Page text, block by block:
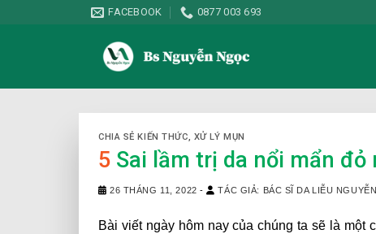
FACEBOOK 0877 003 693
CHIA SẺ KIẾN THỨC, XỬ LÝ MỤN
5 Sai lầm trị da nổi mẩn
26 THÁNG 11, 2022 - TÁC GIẢ: BÁC SĨ DA LIỄU
Bài viết ngày hôm nay của chúng ta sẽ là một